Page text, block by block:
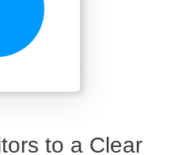
to a Clear